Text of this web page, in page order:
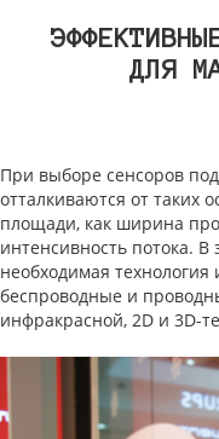
ДЛЯ
При выборе сенсоров
отталкиваются от таких
площади, как ширина
интенсивность потока. В
необходимая
беспроводные и
инфракрасной, 2D и 3D-